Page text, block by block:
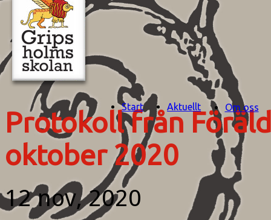
Start Aktuellt Om oss
Protokoll från
oktober 2020
12 nov, 2020